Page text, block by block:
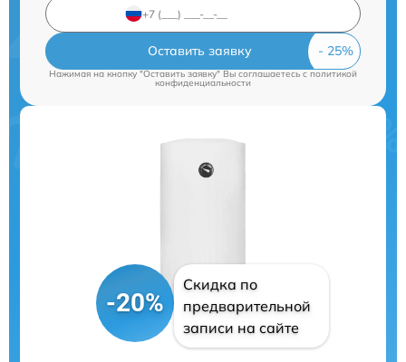
Оставить заявку
Нажимая на кнопку "Оставить заявку" Вы соглашаетесь cполитикой
конфиденциальности
-20%
Скидка по
предварительной
записи на сайте